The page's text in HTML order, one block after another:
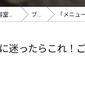
東京都赤羽の美容室ならgrow 赤羽 ブログ 「メニューに
に迷ったらこれ！